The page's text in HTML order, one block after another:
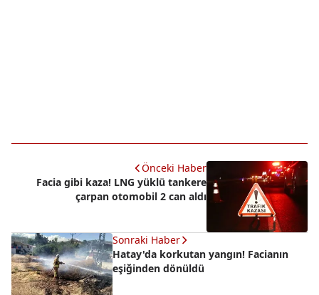
Önceki Haber
Facia gibi kaza! LNG yüklü tankere
çarpan otomobil 2 can aldı
Sonraki Haber
Hatay'da korkutan yangın! Facianın
eşiğinden dönüldü